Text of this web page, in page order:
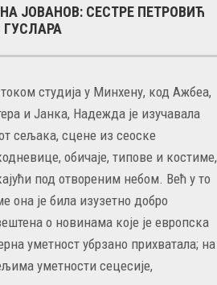
ЈОВАНОВ: СЕСТРЕ ПЕТРОВИЋ
ГУСЛАРА
студија у Минхену, код Ажбеа,
и Јанка, Надежда је изучавала
сељака, сцене из сеоске
обичаје, типове и костиме,
под отвореним небом. Већ у то
она је била изузетно добро
о новинама које је европска
уметност убрзано прихватала; на
уметности сецесије,